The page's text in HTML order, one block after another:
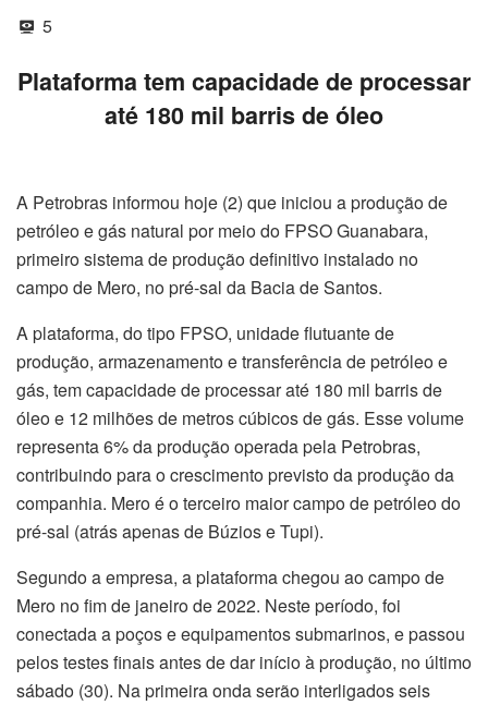
5
Plataforma tem capacidade de processar
até 180 mil barris de óleo
A Petrobras informou hoje (2) que iniciou a produção de
petróleo e gás natural por meio do FPSO Guanabara,
primeiro sistema de produção definitivo instalado no
campo de Mero, no pré-sal da Bacia de Santos.
A plataforma, do tipo FPSO, unidade flutuante de
produção, armazenamento e transferência de petróleo e
gás, tem capacidade de processar até 180 mil barris de
óleo e 12 milhões de metros cúbicos de gás. Esse volume
representa 6% da produção operada pela Petrobras,
contribuindo para o crescimento previsto da produção da
companhia. Mero é o terceiro maior campo de petróleo do
pré-sal (atrás apenas de Búzios e Tupi).
Segundo a empresa, a plataforma chegou ao campo de
Mero no fim de janeiro de 2022. Neste período, foi
conectada a poços e equipamentos submarinos, e passou
pelos testes finais antes de dar início à produção, no último
sábado (30). Na primeira onda serão interligados seis